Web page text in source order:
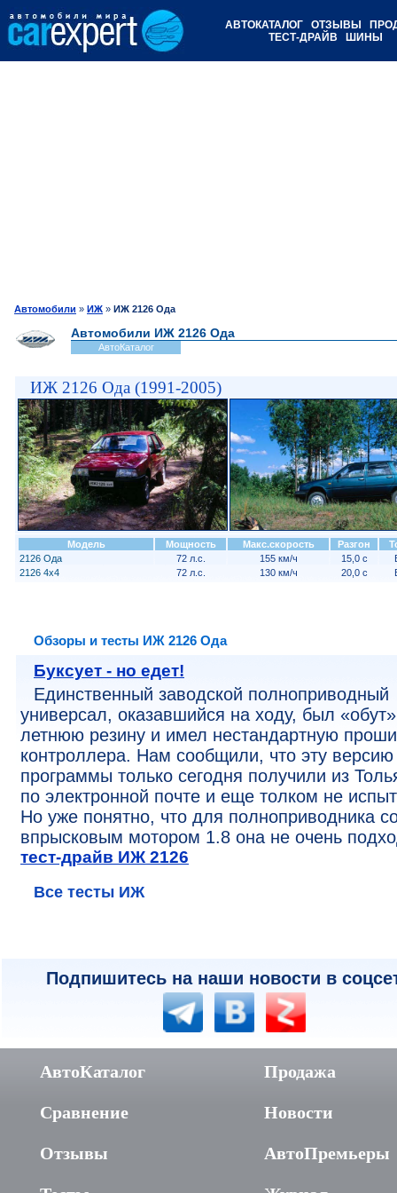
АВТОКАТАЛОГ ОТЗЫВЫ
ТЕСТ-ДРАЙВ
ШИНЫ
Автомобили » ИЖ » ИЖ 2126 Ода
Автомобили ИЖ 2126 Ода
АвтоКаталог
ИЖ 2126 Ода (1991-2005)
Модель Мощность Макс.скорость Разгон
2126 Ода
72 л.с. 155 км/ч 15,0 с
2126 4x4
72 л.с. 130 км/ч 20,0 с
Обзоры и тесты ИЖ 2126 Ода
Буксует - но едет!
Единственный заводской полноприводный
универсал, оказавшийся на ходу, был
летнюю резину и имел нестандартную
контроллера. Нам сообщили, что эту версию
программы только сегодня получили из
по электронной почте и еще толком не
Но уже понятно, что для полноприводника
впрысковым мотором 1.8 она не очень
тест-драйв ИЖ 2126
Все тесты ИЖ
Подпишитесь на наши новости в
АвтоКаталог
Сравнение
Отзывы
Продажа
Новости
АвтоПремьеры